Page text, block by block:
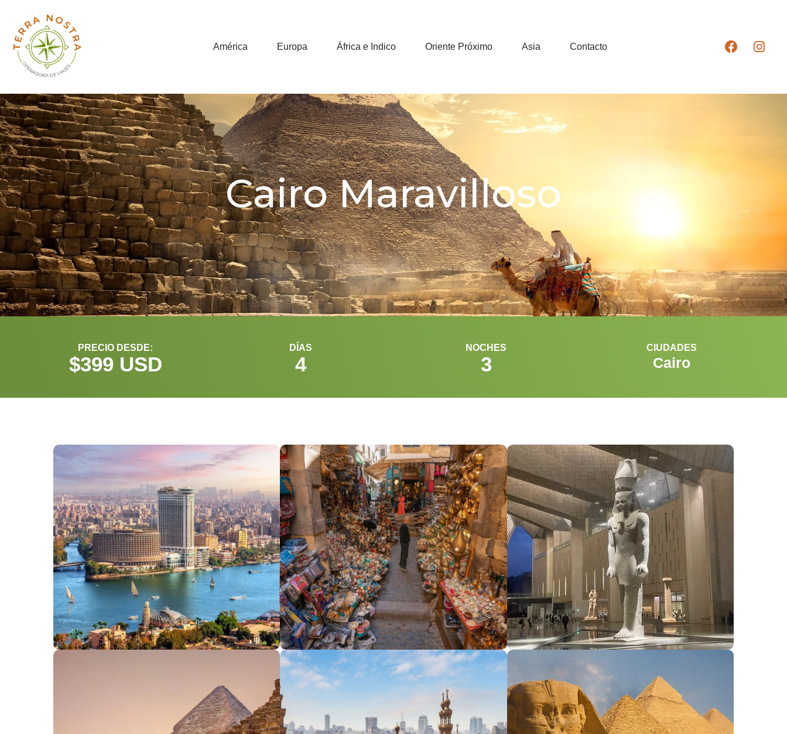
América Europa África e Indico Oriente Próximo Asia Contacto
Cairo Maravilloso
PRECIO DESDE:
$399 USD
DÍAS
4
NOCHES
3
CIUDADES
Cairo